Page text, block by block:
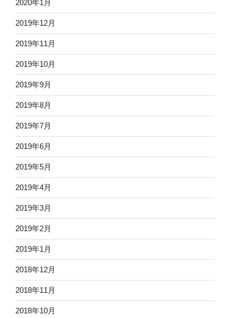
2020年1月
2019年12月
2019年11月
2019年10月
2019年9月
2019年8月
2019年7月
2019年6月
2019年5月
2019年4月
2019年3月
2019年2月
2019年1月
2018年12月
2018年11月
2018年10月